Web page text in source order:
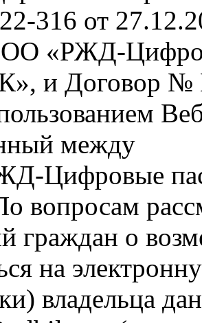
316 от
«РЖД-
и Договор №
между
Цифровые
вопросам
граждан о
на
владельца